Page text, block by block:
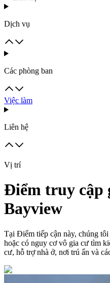
Dịch vụ
Các phòng ban
Việc làm
Liên hệ
Vị trí
Điểm truy cập
Bayview
Tại Điểm tiếp cận này, chúng
hoặc có nguy cơ vô gia cư tìm
cư, hỗ trợ nhà ở, nơi trú ẩn và